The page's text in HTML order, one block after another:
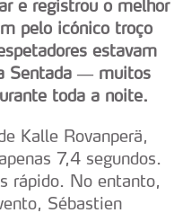
e registrou o melhor
pelo icónico troço
estavam
Sentada — muitos
toda a noite.
Kalle Rovanperä,
7,4 segundos.
rápido. No entanto,
Sébastien